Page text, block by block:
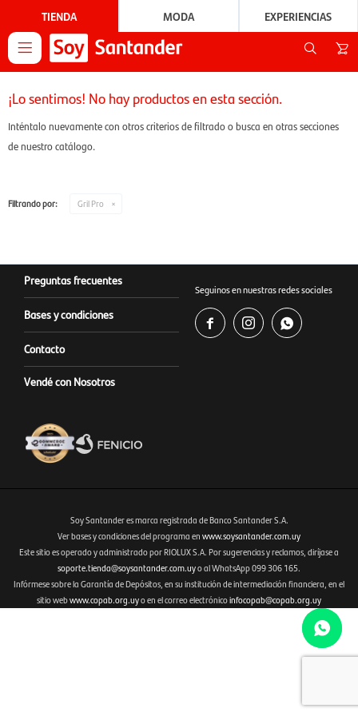
TIENDA MODA EXPERIENCIAS

¡Lo sentimos! No hay productos en esta sección.
Inténtalo nuevamente con otros criterios de filtrado o busca en otras secciones
de nuestro catálogo.
Filtrando por: Gril Pro
Preguntas frecuentes
Bases y condiciones
Contacto
Vendé con Nosotros
Seguinos en nuestras redes sociales
  
Fenicio eCommerce Uruguay
Soy Santander es marca registrada de Banco Santander S.A.
Ver bases y condiciones del programa en www.soysantander.com.uy
Este sitio es operado y administrado por RIOLUX S.A. Por sugerencias y reclamos, diríjase a
soporte.tienda@soysantander.com.uyo al WhatsApp 099 306 165.
Infórmese sobre la Garantía de Depósitos, en su institución de intermediación financiera, en el
sitio webwww.copab.org.uyo en el correo electrónicoinfocopab@copab.org.uy